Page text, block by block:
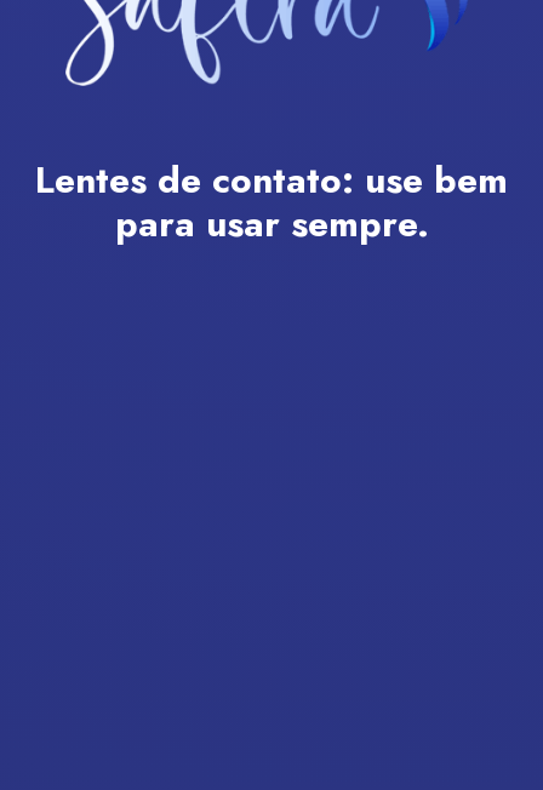
Lentes de contato: use bem
para usar sempre.